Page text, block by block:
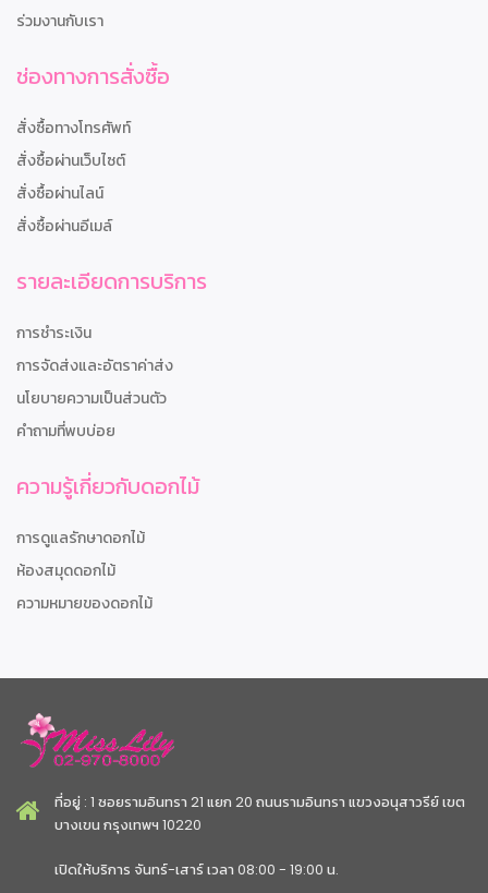
ร่วมงานกับเรา
ช่องทางการสั่งซื้อ
สั่งซื้อทางโทรศัพท์
สั่งซื้อผ่านเว็บไซต์
สั่งซื้อผ่านไลน์
สั่งซื้อผ่านอีเมล์
รายละเอียดการบริการ
การชำระเงิน
การจัดส่งและอัตราค่าส่ง
นโยบายความเป็นส่วนตัว
คำถามที่พบบ่อย
ความรู้เกี่ยวกับดอกไม้
การดูแลรักษาดอกไม้
ห้องสมุดดอกไม้
ความหมายของดอกไม้
ที่อยู่ : 1 ซอยรามอินทรา 21 แยก 20 ถนนรามอินทรา แขวงอนุสาวรีย์ เขต
บางเขน กรุงเทพฯ 10220
เปิดให้บริการ จันทร์-เสาร์ เวลา 08:00 - 19:00 น.